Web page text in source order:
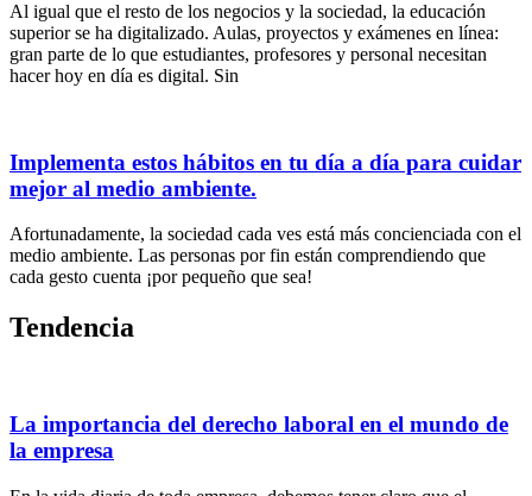
Al igual que el resto de los negocios y la sociedad, la educación
superior se ha digitalizado. Aulas, proyectos y exámenes en línea:
gran parte de lo que estudiantes, profesores y personal necesitan
hacer hoy en día es digital. Sin
Implementa estos hábitos en tu día a día para cuidar
mejor al medio ambiente.
Afortunadamente, la sociedad cada ves está más concienciada con el
medio ambiente. Las personas por fin están comprendiendo que
cada gesto cuenta ¡por pequeño que sea!
Tendencia
La importancia del derecho laboral en el mundo de
la empresa